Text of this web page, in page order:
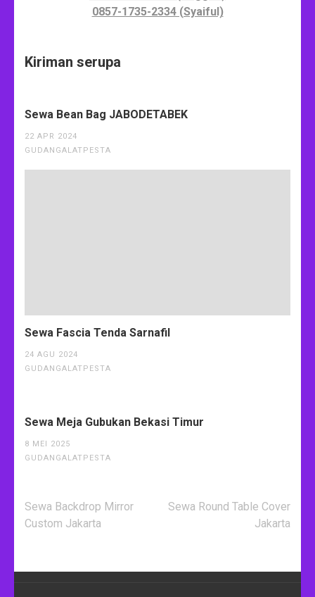
0857-1735-2334 (Syaiful)
Kiriman serupa
Sewa Bean Bag JABODETABEK
22 APR 2024
GUDANGALATPESTA
Sewa Fascia Tenda Sarnafil
24 AGU 2024
GUDANGALATPESTA
Sewa Meja Gubukan Bekasi Timur
8 MEI 2025
GUDANGALATPESTA
Navigasi
pos
Sewa Backdrop Mirror
Custom Jakarta
Sewa Round Table Cover
Jakarta